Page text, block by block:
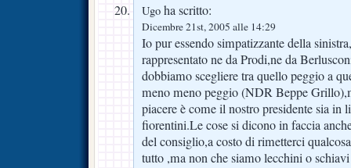
Ugo ha scritto:
Dicembre 21st, 2005 alle 14:29
Io pur essendo simpatizzante della
rappresentato ne da Prodi,ne da
dobbiamo scegliere tra quello peggio a
meno meno peggio (NDR Beppe
piacere è come il nostro presidente sia in
fiorentini.Le cose si dicono in faccia
del consiglio,a costo di rimetterci
tutto ,ma non che siamo lecchini o